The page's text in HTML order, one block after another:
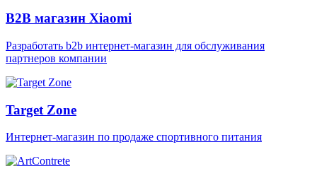
B2B магазин Xiaomi
Разработать b2b интернет-магазин для обслуживания
партнеров компании
Target Zone
Интернет-магазин по продаже спортивного питания